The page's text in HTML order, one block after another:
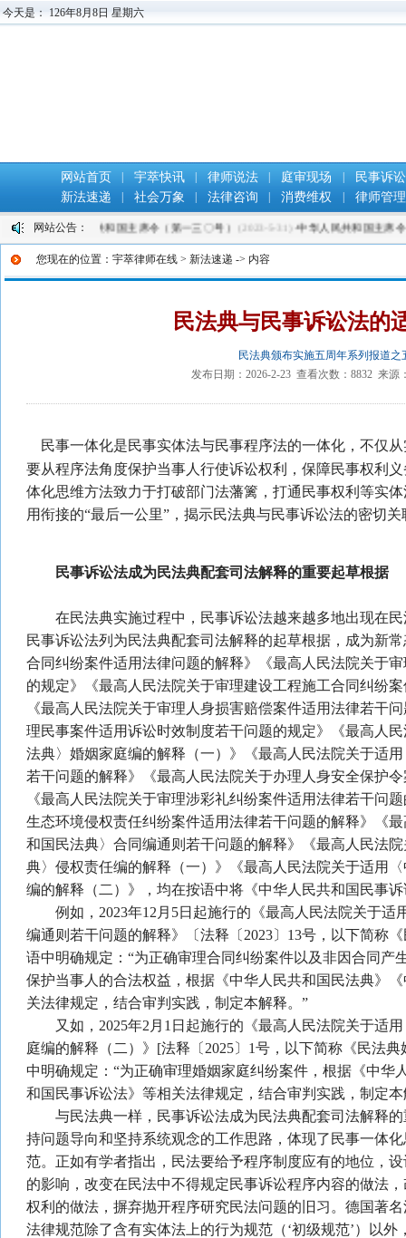
今天是： 126年8月8日 星期六
网站首页 宇萃快讯 律师说法 庭审现场
民事诉讼
新法速递
社会万象 法律咨询 消费维权 律师管理
网站公告：
·中华人民共和国主席令（第一三〇号） (2023-5-31) 中华人民共和国主席令（第
您现在的位置： 宇萃律师在线 > 新法速递 -> 内容
民法典与民事诉讼法的
民法典颁布实施五周年系列报道之
发布日期：2026-2-23 查看次数：8832 来源
民事一体化是民事实体法与民事程序法的一体化，不仅
要从程序法角度保护当事人行使诉讼权利，保障民事权利
体化思维方法致力于打破部门法藩篱，打通民事权利等实
用衔接的“最后一公里”，揭示民法典与民事诉讼法的密切
民事诉讼法成为民法典配套司法解释的重要起草根据
在民法典实施过程中，民事诉讼法越来越多地出现在民
民事诉讼法列为民法典配套司法解释的起草根据，成为新
合同纠纷案件适用法律问题的解释》《最高人民法院关于
的规定》《最高人民法院关于审理建设工程施工合同纠纷
《最高人民法院关于审理人身损害赔偿案件适用法律若干
理民事案件适用诉讼时效制度若干问题的规定》《最高人
法典〉婚姻家庭编的解释（一）》《最高人民法院关于适
若干问题的解释》《最高人民法院关于办理人身安全保护
《最高人民法院关于审理涉彩礼纠纷案件适用法律若干问
生态环境侵权责任纠纷案件适用法律若干问题的解释》《
和国民法典〉合同编通则若干问题的解释》《最高人民法
典〉侵权责任编的解释（一）》《最高人民法院关于适用
编的解释（二）》，均在按语中将《中华人民共和国民事
例如，2023年12月5日起施行的《最高人民法院关于适
编通则若干问题的解释》〔法释〔2023〕13号，以下简称
语中明确规定：“为正确审理合同纠纷案件以及非因合同产
保护当事人的合法权益，根据《中华人民共和国民法典》
关法律规定，结合审判实践，制定本解释。”
又如，2025年2月1日起施行的《最高人民法院关于适用
庭编的解释（二）》[法释〔2025〕1号，以下简称《民法
中明确规定：“为正确审理婚姻家庭纠纷案件，根据《中华
和国民事诉讼法》等相关法律规定，结合审判实践，制定本
与民法典一样，民事诉讼法成为民法典配套司法解释的
持问题导向和坚持系统观念的工作思路，体现了民事一体
范。正如有学者指出，民法要给予程序制度应有的地位，
的影响，改变在民法中不得规定民事诉讼程序内容的做法
权利的做法，摒弃抛开程序研究民法问题的旧习。德国著
法律规范除了含有实体法上的行为规范（‘初级规范’）以